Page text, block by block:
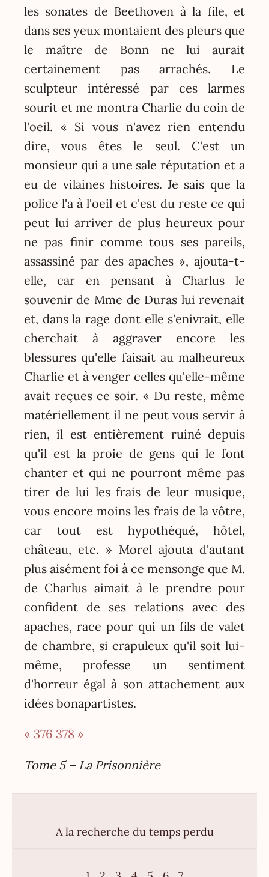
les sonates de Beethoven à la file, et
dans ses yeux montaient des pleurs que
le maître de Bonn ne lui aurait
certainement pas arrachés. Le
sculpteur intéressé par ces larmes
sourit et me montra Charlie du coin de
l'oeil. « Si vous n'avez rien entendu
dire, vous êtes le seul. C'est un
monsieur qui a une sale réputation et a
eu de vilaines histoires. Je sais que la
police l'a à l'oeil et c'est du reste ce qui
peut lui arriver de plus heureux pour
ne pas finir comme tous ses pareils,
assassiné par des apaches », ajouta-t-
elle, car en pensant à Charlus le
souvenir de Mme de Duras lui revenait
et, dans la rage dont elle s'enivrait, elle
cherchait à aggraver encore les
blessures qu'elle faisait au malheureux
Charlie et à venger celles qu'elle-même
avait reçues ce soir. « Du reste, même
matériellement il ne peut vous servir à
rien, il est entièrement ruiné depuis
qu'il est la proie de gens qui le font
chanter et qui ne pourront même pas
tirer de lui les frais de leur musique,
vous encore moins les frais de la vôtre,
car tout est hypothéqué, hôtel,
château, etc. » Morel ajouta d'autant
plus aisément foi à ce mensonge que M.
de Charlus aimait à le prendre pour
confident de ses relations avec des
apaches, race pour qui un fils de valet
de chambre, si crapuleux qu'il soit lui-
même, professe un sentiment
d'horreur égal à son attachement aux
idées bonapartistes.
« 376 378 »
Tome 5 – La Prisonnière
A la recherche du temps perdu